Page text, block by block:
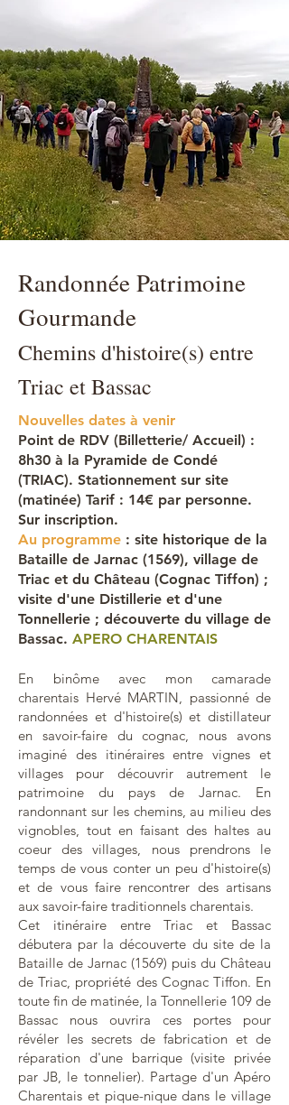
Randonnée Patrimoine
Gourmande
Chemins d'histoire(s) entre
Triac et Bassac
Nouvelles dates à venir
Point de RDV (Billetterie/ Accueil) :
8h30 à la Pyramide de Condé
(TRIAC). Stationnement sur site
(matinée) Tarif : 14€ par personne.
Sur inscription.
Au programme : site historique de la
Bataille de Jarnac (1569), village de
Triac et du Château (Cognac Tiffon) ;
visite d'une Distillerie et d'une
Tonnellerie ; découverte du village de
Bassac. APERO CHARENTAIS
En binôme avec mon camarade
charentais Hervé MARTIN, passionné de
randonnées et d'histoire(s) et distillateur
en savoir-faire du cognac, nous avons
imaginé des itinéraires entre vignes et
villages pour découvrir autrement le
patrimoine du pays de Jarnac. En
randonnant sur les chemins, au milieu des
vignobles, tout en faisant des haltes au
coeur des villages, nous prendrons le
temps de vous conter un peu d'histoire(s)
et de vous faire rencontrer des artisans
aux savoir-faire traditionnels charentais.
Cet itinéraire entre Triac et Bassac
débutera par la découverte du site de la
Bataille de Jarnac (1569) puis du Château
de Triac, propriété des Cognac Tiffon. En
toute fin de matinée, la Tonnellerie 109 de
Bassac nous ouvrira ces portes pour
révéler les secrets de fabrication et de
réparation d'une barrique (visite privée
par JB, le tonnelier). Partage d'un Apéro
Charentais et pique-nique dans le village